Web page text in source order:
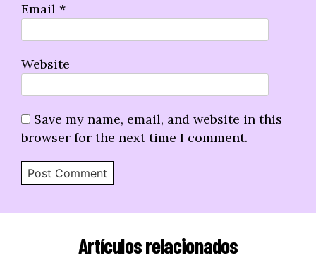
Email *
Website
Save my name, email, and website in this
browser for the next time I comment.
Artículos relacionados